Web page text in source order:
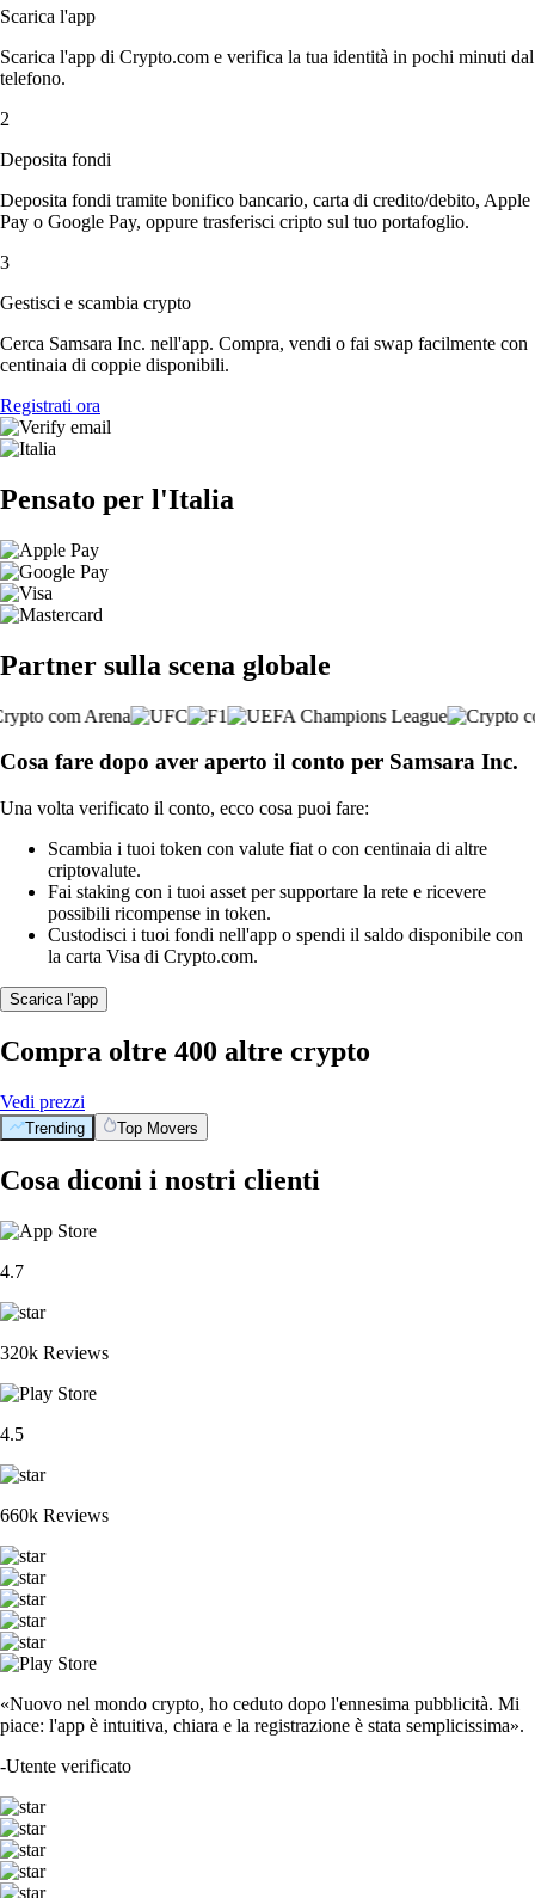
Scarica l'app
Scarica l'app di Crypto.com e verifica la tua identità in pochi minuti dal
telefono.
2
Deposita fondi
Deposita fondi tramite bonifico bancario, carta di credito/debito, Apple
Pay o Google Pay, oppure trasferisci cripto sul tuo portafoglio.
3
Gestisci e scambia crypto
Cerca Samsara Inc. nell'app. Compra, vendi o fai swap facilmente con
centinaia di coppie disponibili.
Registrati ora
Pensato per l'Italia
Partner sulla scena globale
Cosa fare dopo aver aperto il conto per Samsara Inc.
Una volta verificato il conto, ecco cosa puoi fare:
Scambia i tuoi token con valute fiat o con centinaia di altre
criptovalute.
Fai staking con i tuoi asset per supportare la rete e ricevere
possibili ricompense in token.
Custodisci i tuoi fondi nell'app o spendi il saldo disponibile con
la carta Visa di Crypto.com.
Scarica l'app
Compra oltre 400 altre crypto
Vedi prezzi
Trending Top Movers
Cosa diconi i nostri clienti
4.7
320k Reviews
4.5
660k Reviews
«Nuovo nel mondo crypto, ho ceduto dopo l'ennesima pubblicità. Mi
piace: l'app è intuitiva, chiara e la registrazione è stata semplicissima».
-Utente verificato